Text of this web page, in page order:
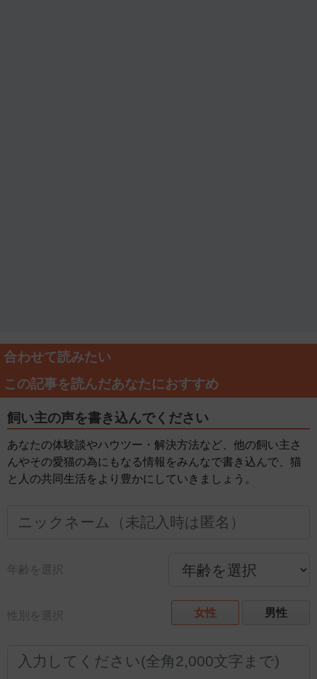
合わせて読みたい
この記事を読んだあなたにおすすめ
飼い主の声を書き込んでください
あなたの体験談やハウツー・解決方法など、他の飼い主さ
んやその愛猫の為にもなる情報をみんなで書き込んで、猫
と人の共同生活をより豊かにしていきましょう。
年齢を選択
性別を選択 女性 男性